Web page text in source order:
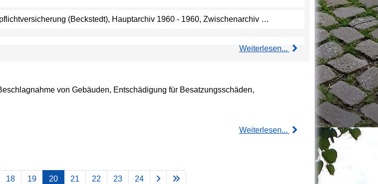
(Beckstedt), Hauptarchiv 1960 - 1960, Zwischenarchiv …
Weiterlesen...
von Gebäuden, Entschädigung für Besatzungsschäden,
Weiterlesen...
18 19 20 21 22 23 24